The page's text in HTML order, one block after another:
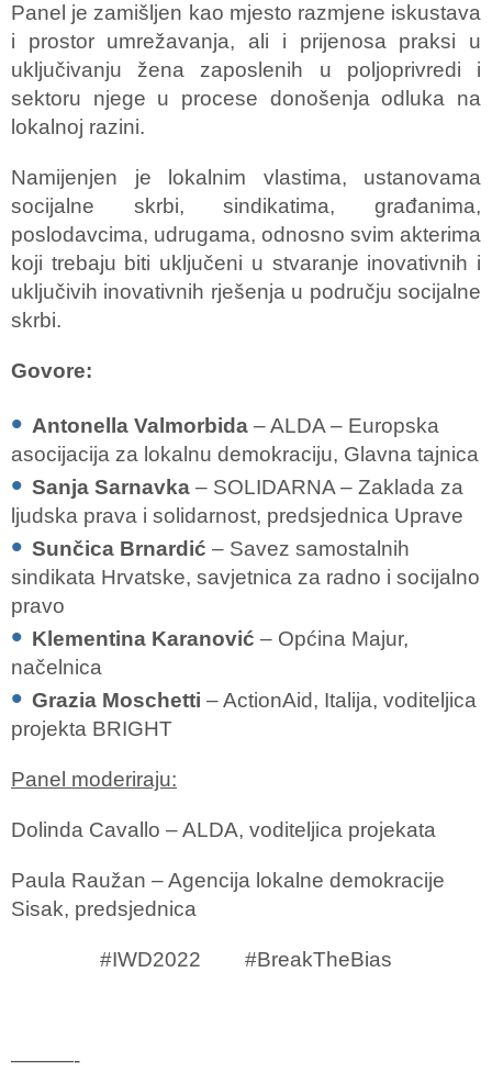
Panel je zamišljen kao mjesto razmjene iskustava
i prostor umrežavanja, ali i prijenosa praksi u
uključivanju žena zaposlenih u poljoprivredi i
sektoru njege u procese donošenja odluka na
lokalnoj razini.
Namijenjen je lokalnim vlastima, ustanovama
socijalne skrbi, sindikatima, građanima,
poslodavcima, udrugama, odnosno svim akterima
koji trebaju biti uključeni u stvaranje inovativnih i
uključivih inovativnih rješenja u području socijalne
skrbi.
Govore:
Antonella Valmorbida – ALDA – Europska
asocijacija za lokalnu demokraciju, Glavna tajnica
Sanja Sarnavka – SOLIDARNA – Zaklada za
ljudska prava i solidarnost, predsjednica Uprave
Sunčica Brnardić – Savez samostalnih
sindikata Hrvatske, savjetnica za radno i socijalno
pravo
Klementina Karanović – Općina Majur,
načelnica
Grazia Moschetti – ActionAid, Italija, voditeljica
projekta BRIGHT
Panel moderiraju:
Dolinda Cavallo – ALDA, voditeljica projekata
Paula Raužan – Agencija lokalne demokracije
Sisak, predsjednica
#IWD2022 #BreakTheBias
———-